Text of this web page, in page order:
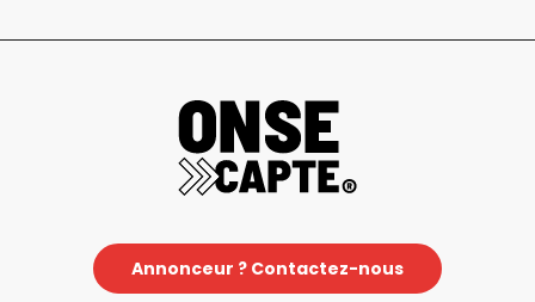
Annonceur ? Contactez-nous